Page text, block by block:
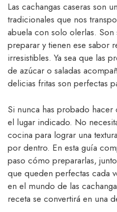
Las cachangas caseras son
tradicionales que nos
abuela con solo olerlas. Son
preparar y tienen ese sabor
irresistibles. Ya sea que las
de azúcar o saladas
delicias fritas son perfectas
Si nunca has probado hacer
el lugar indicado. No
cocina para lograr una
por dentro. En esta guía
paso cómo prepararlas,
que queden perfectas cada
en el mundo de las
receta se convertirá en una